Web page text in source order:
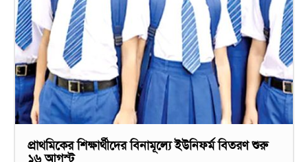
প্রাথমিকের শিক্ষার্থীদের বিনামূল্যে ইউনিফর্ম বিতরণ শুরু
১৬ আগস্ট